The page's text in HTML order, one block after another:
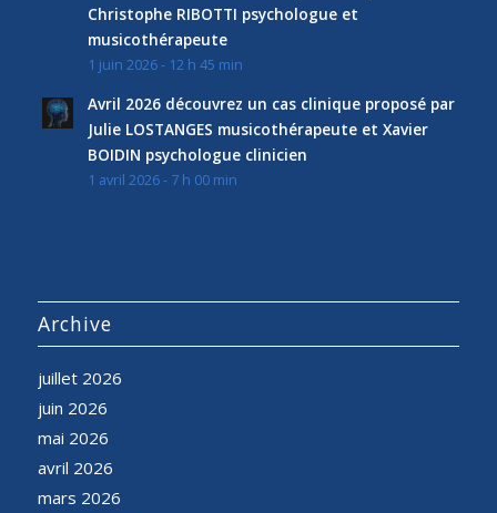
Christophe RIBOTTI psychologue et
musicothérapeute
1 juin 2026 - 12 h 45 min
Avril 2026 découvrez un cas clinique proposé par
Julie LOSTANGES musicothérapeute et Xavier
BOIDIN psychologue clinicien
1 avril 2026 - 7 h 00 min
Archive
juillet 2026
juin 2026
mai 2026
avril 2026
mars 2026